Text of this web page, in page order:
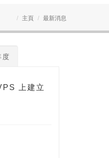
主頁 最新消息
度
上建立